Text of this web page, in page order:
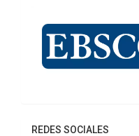
REDES SOCIALES